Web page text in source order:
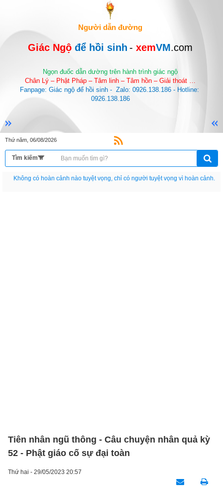
Người dẫn đường
Giác Ngộ để hồi sinh - xemVM.com
Ngọn đuốc dẫn dường trên hành trình giác ngộ
Chân Lý – Phật Pháp – Tâm linh – Tâm hồn – Giải thoát …
Fanpage: Giác ngộ để hồi sinh -  Zalo: 0926.138.186 - Hotline:
0926.138.186
Thứ năm, 06/08/2026
Nếu như không chịu học tập thì cho dù đi vạn dặm đường cũng chỉ là anh đưa
Tiên nhân ngũ thông - Câu chuyện nhân quả kỳ
52 - Phật giáo cố sự đại toàn
Thứ hai - 29/05/2023 20:57